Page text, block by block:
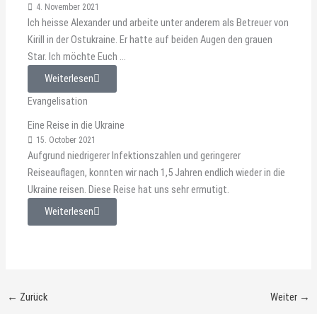
4. November 2021
Ich heisse Alexander und arbeite unter anderem als Betreuer von
Kirill in der Ostukraine. Er hatte auf beiden Augen den grauen
Star. Ich möchte Euch ...
Weiterlesen
Evangelisation
Eine Reise in die Ukraine
15. October 2021
Aufgrund niedrigerer Infektionszahlen und geringerer
Reiseauflagen, konnten wir nach 1,5 Jahren endlich wieder in die
Ukraine reisen. Diese Reise hat uns sehr ermutigt.
Weiterlesen
← Zurück Weiter →